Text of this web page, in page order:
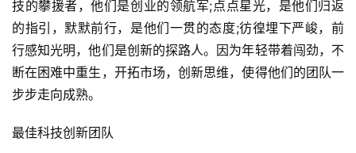
技的攀援者，他们是创业的领航军;点点星光，是他们归返
的指引，默默前行，是他们一贯的态度;彷徨埋下严峻，前
行感知光明，他们是创新的探路人。因为年轻带着闯劲，不
断在困难中重生，开拓市场，创新思维，使得他们的团队一
步步走向成熟。
最佳科技创新团队